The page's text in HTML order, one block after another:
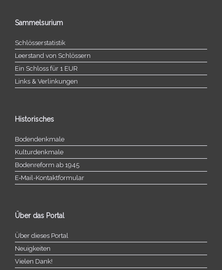
Sammelsurium
Schlösserstatistik
Leerstand von Schlössern
Ein Schloss für 1 EUR
Links & Verlinkungen
Historisches
Bodendenkmale
Kulturdenkmale
Bodenreform ab 1945
E‑Mail-​​Kontaktformular
Über das Portal
Über dieses Portal
Neuigkeiten
Vielen Dank!